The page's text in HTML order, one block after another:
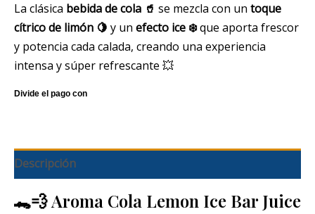
La clásica bebida de cola 🥤 se mezcla con un toque
cítrico de limón 🍋 y un efecto ice ❄️que aporta frescor
y potencia cada calada, creando una experiencia
intensa y súper refrescante 💥
Descripción
🐊💨 Aroma Cola Lemon Ice Bar Juice